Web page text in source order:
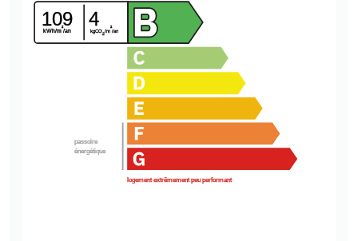
passoire
énergétique
logement extrêmement peu performant
109
kWh/m²/an
4
kgCO2/m²/an